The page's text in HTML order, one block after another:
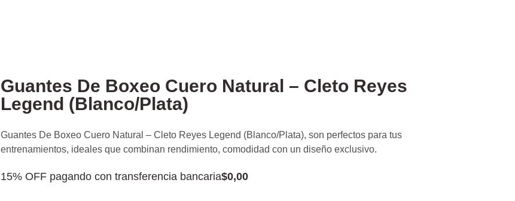
Guantes De Boxeo Cuero Natural – Cleto Reyes
Legend (Blanco/Plata)
Guantes De Boxeo Cuero Natural – Cleto Reyes Legend (Blanco/Plata), son perfectos para tus
entrenamientos, ideales que combinan rendimiento, comodidad con un diseño exclusivo.
15% OFF pagando con transferencia bancaria$0,00